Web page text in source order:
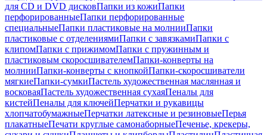
для CD и DVD дисковПапки из кожиПапки
перфорированныеПапки перфорированные
специальныеПапки пластиковые на молнииПапки
пластиковые с отделениямиПапки с завязкамиПапки с
клипомПапки с прижимомПапки с пружинным и
пластиковым скоросшивателемПапки-конверты на
молнииПапки-конверты с кнопкойПапки-скоросшиватели
мягкиеПапки-сумкиПастель художественная маслянная и
восковаяПастель художественная сухаяПеналы для
кистейПеналы для ключейПерчатки и рукавицы
хлопчатобумажныеПерчатки латексные и резиновыеПерья
плакатныеПечати круглые самонаборныеПеченье, крекеры,